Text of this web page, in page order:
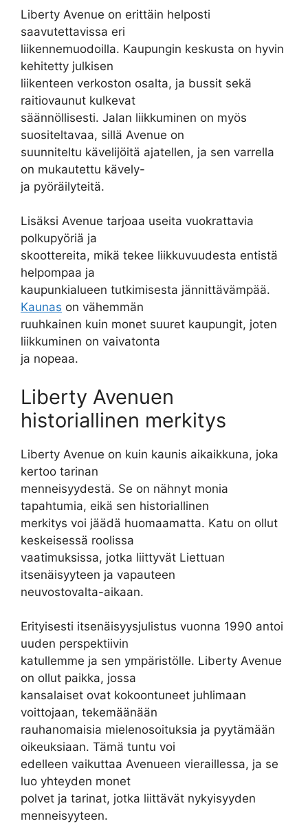
Liberty Avenue on erittäin helposti
saavutettavissa eri
liikennemuodoilla. Kaupungin keskusta on hyvin
kehitetty julkisen
liikenteen verkoston osalta, ja bussit sekä
raitiovaunut kulkevat
säännöllisesti. Jalan liikkuminen on myös
suositeltavaa, sillä Avenue on
suunniteltu kävelijöitä ajatellen, ja sen varrella
on mukautettu kävely-
ja pyöräilyteitä.
Lisäksi Avenue tarjoaa useita vuokrattavia
polkupyöriä ja
skoottereita, mikä tekee liikkuvuudesta entistä
helpompaa ja
kaupunkialueen tutkimisesta jännittävämpää.
Kaunas on vähemmän
ruuhkainen kuin monet suuret kaupungit, joten
liikkuminen on vaivatonta
ja nopeaa.
Liberty Avenuen
historiallinen merkitys
Liberty Avenue on kuin kaunis aikaikkuna, joka
kertoo tarinan
menneisyydestä. Se on nähnyt monia
tapahtumia, eikä sen historiallinen
merkitys voi jäädä huomaamatta. Katu on ollut
keskeisessä roolissa
vaatimuksissa, jotka liittyvät Liettuan
itsenäisyyteen ja vapauteen
neuvostovalta-aikaan.
Erityisesti itsenäisyysjulistus vuonna 1990 antoi
uuden perspektiivin
katullemme ja sen ympäristölle. Liberty Avenue
on ollut paikka, jossa
kansalaiset ovat kokoontuneet juhlimaan
voittojaan, tekemäänään
rauhanomaisia mielenosoituksia ja pyytämään
oikeuksiaan. Tämä tuntu voi
edelleen vaikuttaa Avenueen vieraillessa, ja se
luo yhteyden monet
polvet ja tarinat, jotka liittävät nykyisyyden
menneisyyteen.